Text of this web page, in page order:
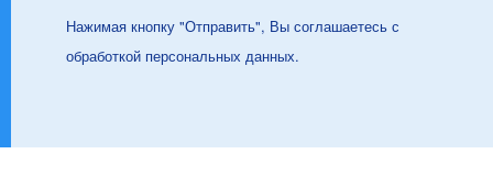
Нажимая кнопку "Отправить", Вы соглашаетесь с
обработкой персональных данных.